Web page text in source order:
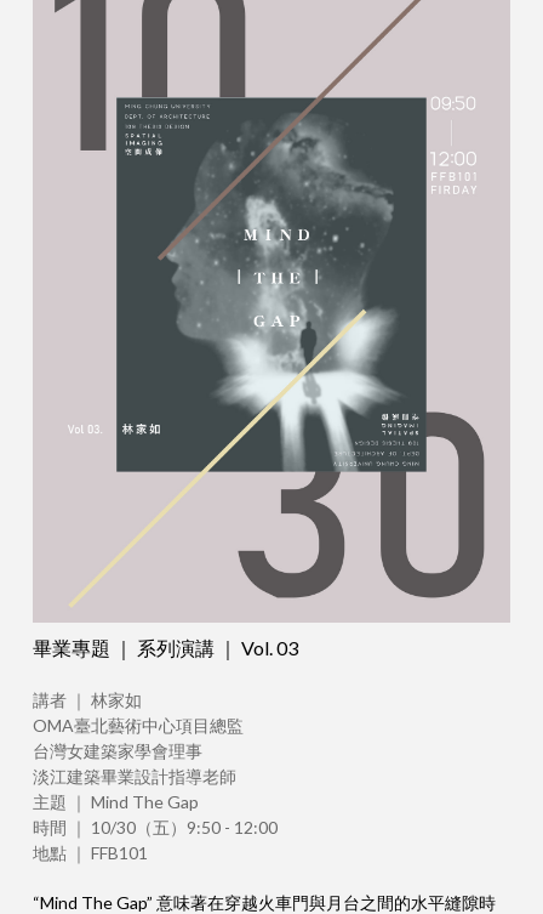
畢業專題 ｜ 系列演講 ｜ Vol. 03
講者 ｜ 林家如
OMA臺北藝術中心項目總監
台灣女建築家學會理事
淡江建築畢業設計指導老師
主題 ｜ Mind The Gap
時間 ｜ 10/30（五）9:50 - 12:00
地點 ｜ FFB101
“Mind The Gap” 意味著在穿越火車門與月台之間的水平縫隙時